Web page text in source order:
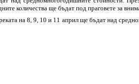
количества ще бъдат под праговете за
на 8, 9, 10 и 11 април ще бъдат над